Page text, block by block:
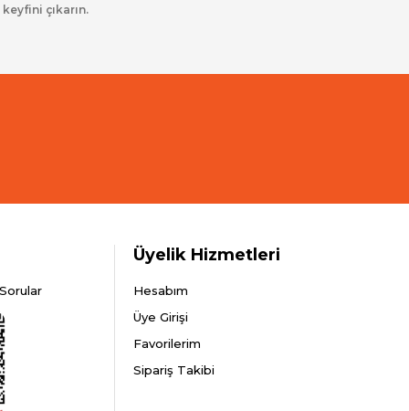
çıkarın.
Üyelik Hizmetleri
Hesabım
Üye Girişi
Favorilerim
Sipariş Takibi